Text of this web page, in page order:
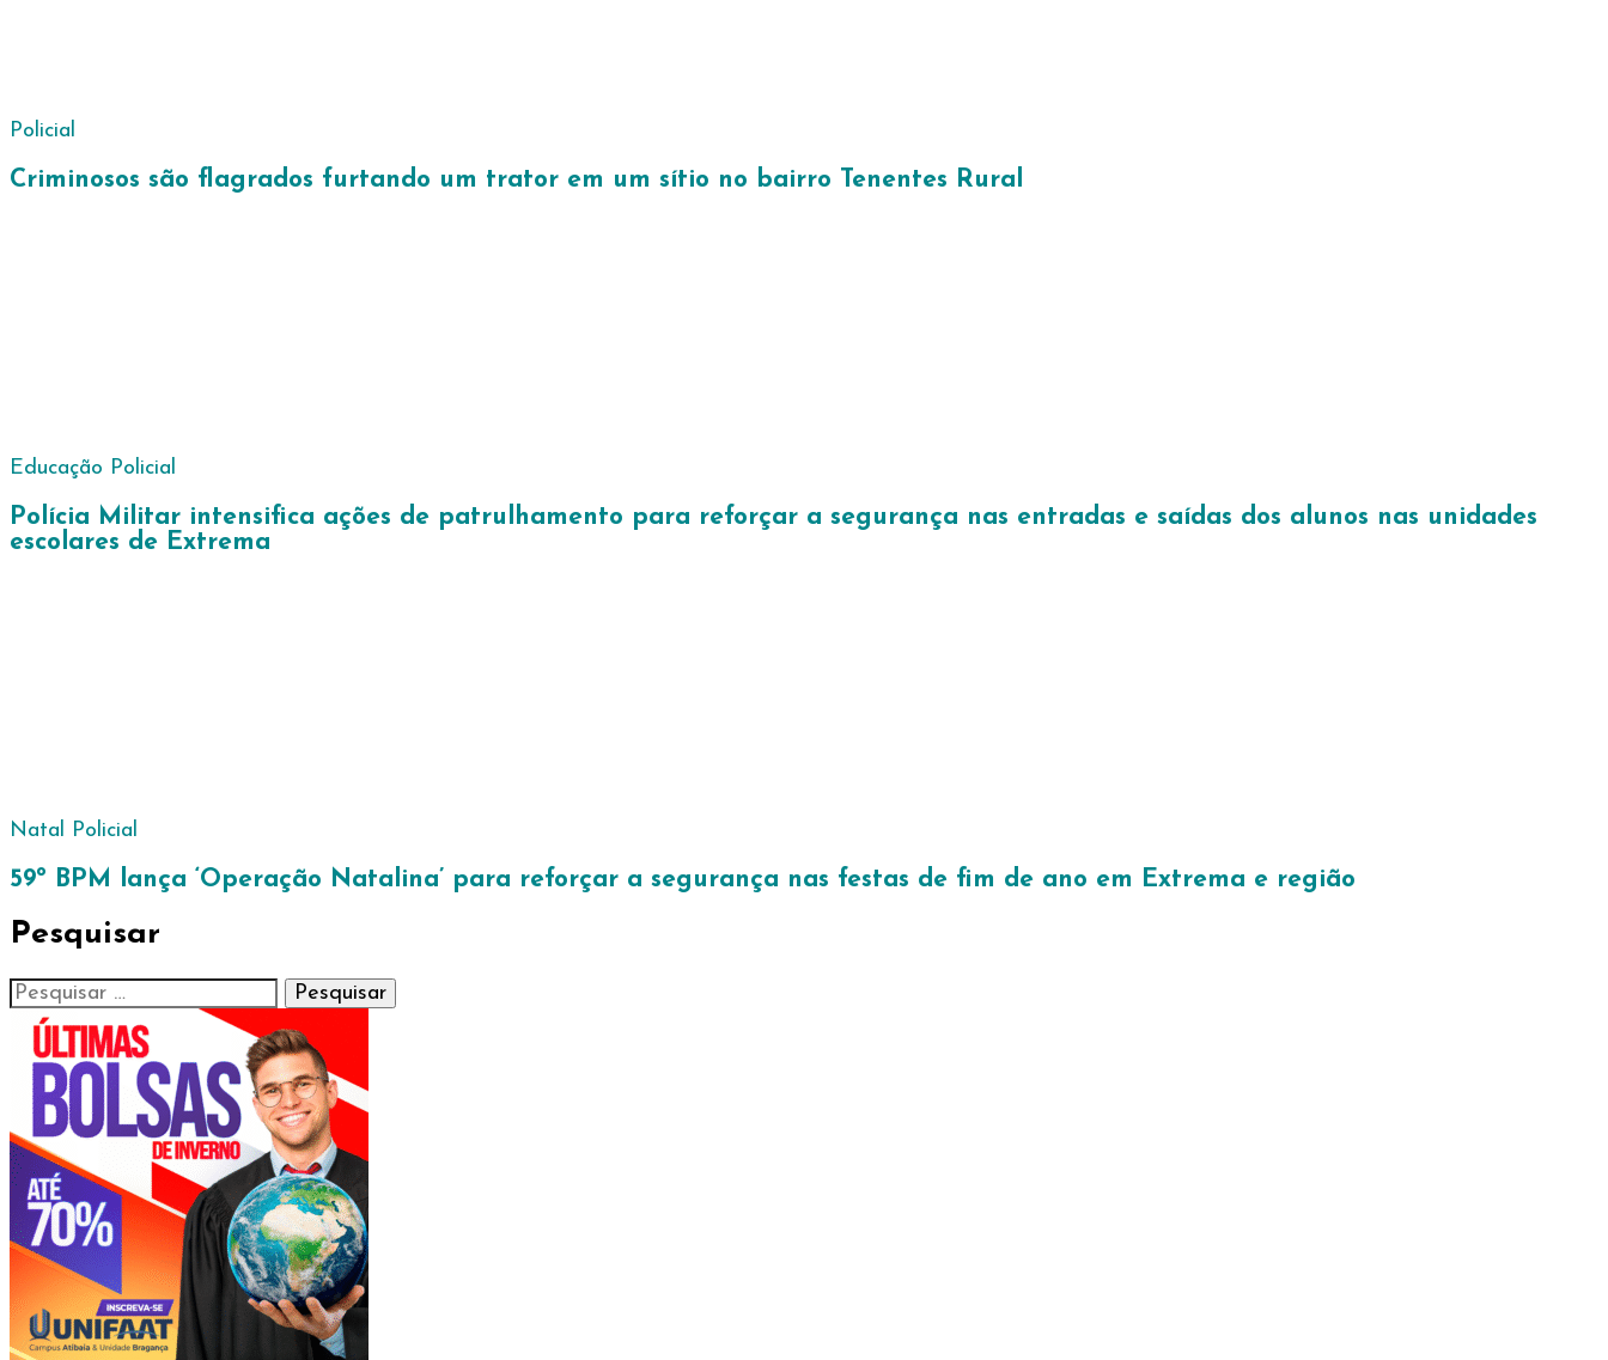
Policial
Criminosos são flagrados furtando um trator em um sítio no bairro Tenentes Rural
Educação Policial
Polícia Militar intensifica ações de patrulhamento para reforçar a segurança nas entradas e saídas dos alunos nas unidades
escolares de Extrema
Natal Policial
59º BPM lança ‘Operação Natalina’ para reforçar a segurança nas festas de fim de ano em Extrema e região
Pesquisar
Pesquisar
por: